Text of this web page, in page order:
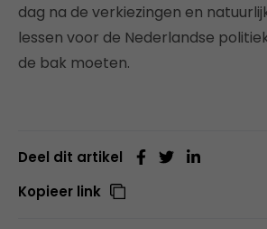
dag na de verkiezingen en
lessen voor de Nederlandse
de bak moeten.
Deel dit artikel
Kopieer link